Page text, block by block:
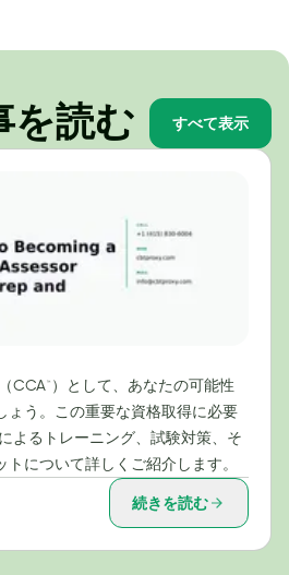
を読む すべて表示
CCA™）として、あなたの可能性
ょう。この重要な資格取得に必要
よるトレーニング、試験対策、そ
トについて詳しくご紹介します。
続きを読む